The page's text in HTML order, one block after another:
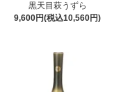
黒天目萩うずら
9,600円(税込10,560円)